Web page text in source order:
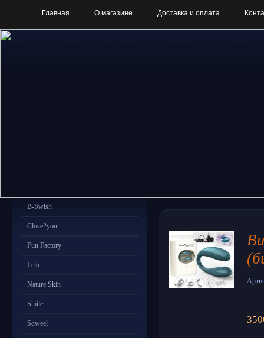
Главная О магазине Доставка и оплата
B-Swish
Close2you
Fun Factory
Lelo
Nature Skin
Smile
Sqweel